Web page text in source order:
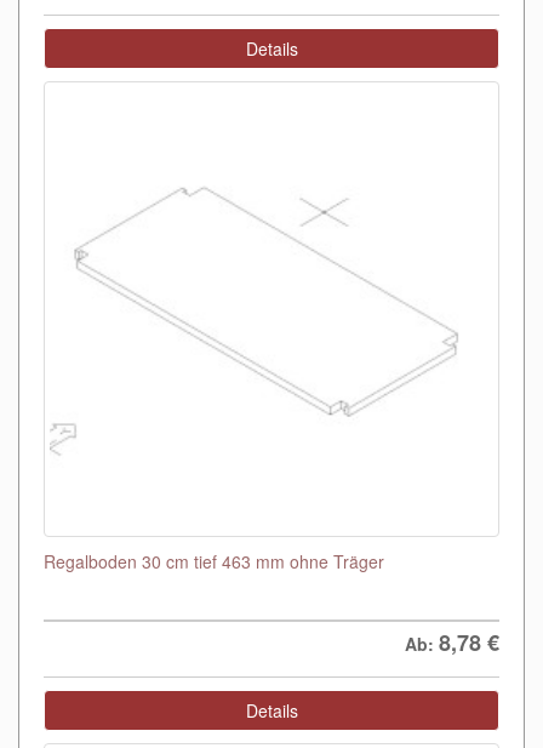
Details
Regalboden 30 cm tief 463 mm ohne Träger
Ab: 8,78€
Details